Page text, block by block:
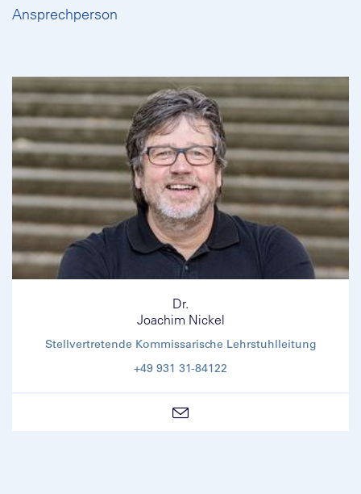
Ansprechperson
Dr.
Joachim Nickel
Stellvertretende Kommissarische Lehrstuhlleitung
+49 931 31-84122